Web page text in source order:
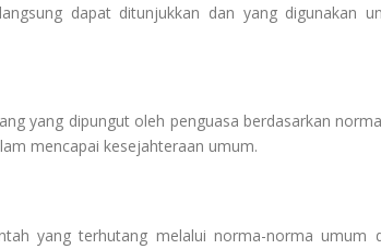
dapat ditunjukkan dan yang digunakan
yang dipungut oleh penguasa berdasarkan
mencapai kesejahteraan umum.
yang terhutang melalui norma-norma umum